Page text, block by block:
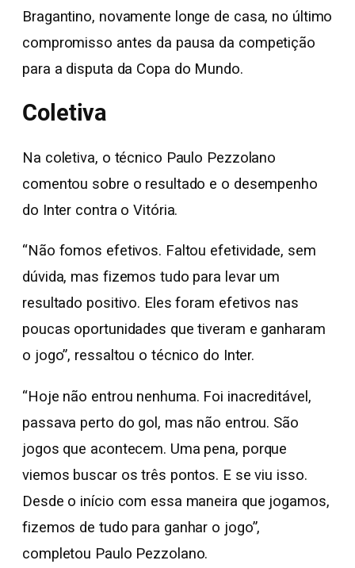
Bragantino, novamente longe de casa, no último
compromisso antes da pausa da competição
para a disputa da Copa do Mundo.
Coletiva
Na coletiva, o técnico Paulo Pezzolano
comentou sobre o resultado e o desempenho
do Inter contra o Vitória.
“Não fomos efetivos. Faltou efetividade, sem
dúvida, mas fizemos tudo para levar um
resultado positivo. Eles foram efetivos nas
poucas oportunidades que tiveram e ganharam
o jogo”, ressaltou o técnico do Inter.
“Hoje não entrou nenhuma. Foi inacreditável,
passava perto do gol, mas não entrou. São
jogos que acontecem. Uma pena, porque
viemos buscar os três pontos. E se viu isso.
Desde o início com essa maneira que jogamos,
fizemos de tudo para ganhar o jogo”,
completou Paulo Pezzolano.